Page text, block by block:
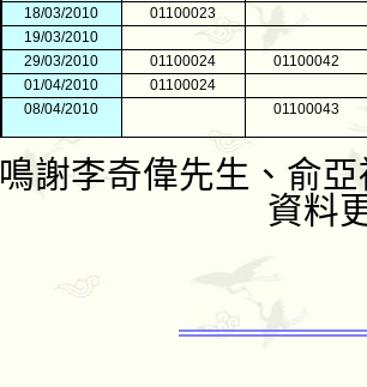
18/03/2010
01100023
19/03/2010
29/03/2010
01100024
01100042
01/04/2010
01100024
08/04/2010
01100043
鳴謝李奇偉先生、俞
資料